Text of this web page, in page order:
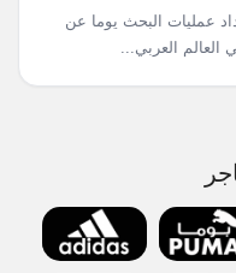
عمليات البحث يوما عن
العربي...